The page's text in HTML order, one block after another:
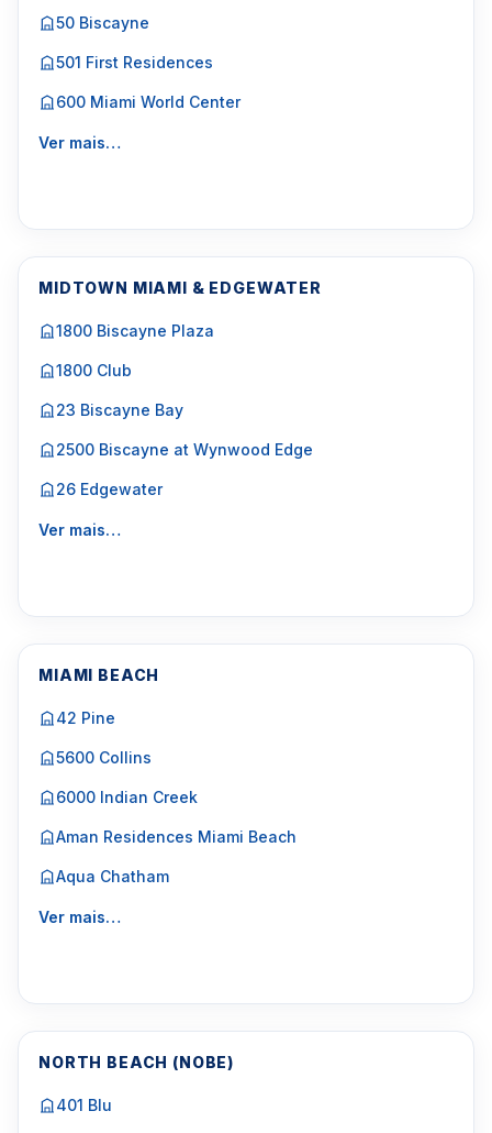
50 Biscayne
501 First Residences
600 Miami World Center
Ver mais…
MIDTOWN MIAMI & EDGEWATER
1800 Biscayne Plaza
1800 Club
23 Biscayne Bay
2500 Biscayne at Wynwood Edge
26 Edgewater
Ver mais…
MIAMI BEACH
42 Pine
5600 Collins
6000 Indian Creek
Aman Residences Miami Beach
Aqua Chatham
Ver mais…
NORTH BEACH (NOBE)
401 Blu